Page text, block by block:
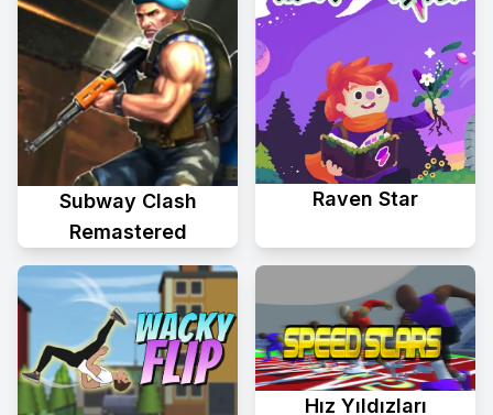
Subway Clash
Remastered
Raven Star
Hız Yıldızları